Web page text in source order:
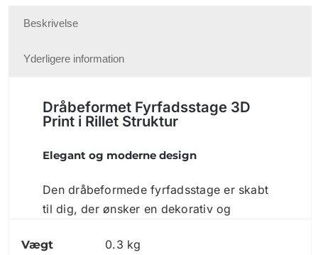
Beskrivelse
Yderligere information
Dråbeformet Fyrfadsstage 3D
Print i Rillet Struktur
Elegant og moderne design
Den dråbeformede fyrfadsstage er skabt
til dig, der ønsker en dekorativ og
måler 22 cm i højden og 8 cm i bredden,
Vægt 0.3 kg